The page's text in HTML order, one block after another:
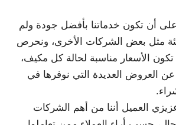
أن تكون خدماتنا بأفضل جودة ولم
مثل بعض الشركات الأخرى، ونحرص
الأسعار مناسبة لحالة كل مكيف،
العروض العديدة التي نوفرها في
العميل أننا من أهم الشركات